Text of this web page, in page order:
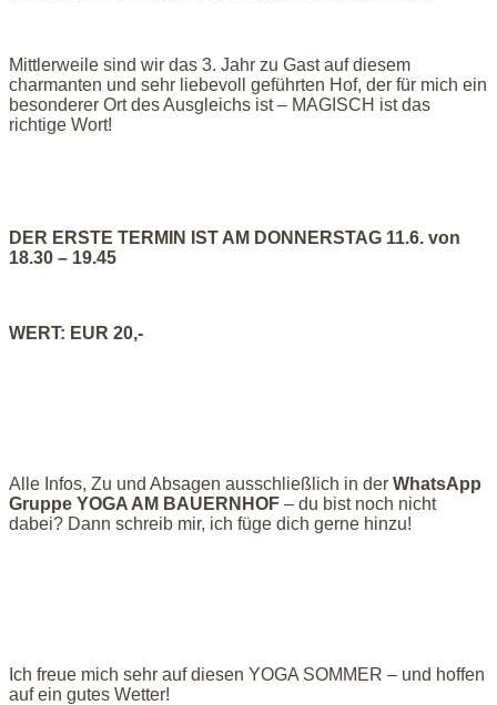
Mittlerweile sind wir das 3. Jahr zu Gast auf diesem
charmanten und sehr liebevoll geführten Hof, der für mich ein
besonderer Ort des Ausgleichs ist – MAGISCH ist das
richtige Wort!
DER ERSTE TERMIN IST AM DONNERSTAG 11.6. von
18.30 – 19.45
WERT: EUR 20,-
Alle Infos, Zu und Absagen ausschließlich in der WhatsApp
Gruppe YOGA AM BAUERNHOF – du bist noch nicht
dabei? Dann schreib mir, ich füge dich gerne hinzu!
Ich freue mich sehr auf diesen YOGA SOMMER – und hoffen
auf ein gutes Wetter!